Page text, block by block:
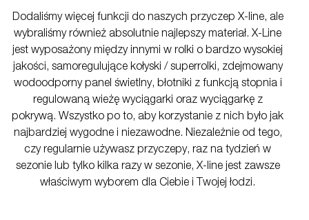
Dodaliśmy więcej funkcji do naszych przyczep X-line, ale
wybraliśmy również absolutnie najlepszy materiał. X-Line
jest wyposażony między innymi w rolki o bardzo wysokiej
jakości, samoregulujące kołyski / superrolki, zdejmowany
wodoodporny panel świetlny, błotniki z funkcją stopnia i
regulowaną wieżę wyciągarki oraz wyciągarkę z
pokrywą. Wszystko po to, aby korzystanie z nich było jak
najbardziej wygodne i niezawodne. Niezależnie od tego,
czy regularnie używasz przyczepy, raz na tydzień w
sezonie lub tylko kilka razy w sezonie, X-line jest zawsze
właściwym wyborem dla Ciebie i Twojej łodzi.